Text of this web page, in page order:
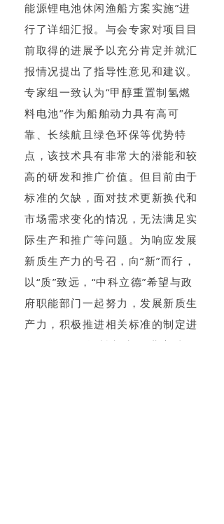
能源锂电池休闲渔船方案实施”进
行了详细汇报。与会专家对项目目
前取得的进展予以充分肯定并就汇
报情况提出了指导性意见和建议。
专家组一致认为“甲醇重置制氢燃
料电池”作为船舶动力具有高可
靠、长续航且绿色环保等优势特
点，该技术具有非常大的潜能和较
高的研发和推广价值。但目前由于
标准的欠缺，面对技术更新换代和
市场需求变化的情况，无法满足实
际生产和推广等问题。为响应发展
新质生产力的号召，向“新”而行，
以“质”致远，“中科立德”希望与政
府职能部门一起努力，发展新质生
产力，积极推进相关标准的制定进
程，推动“氢燃料电池”行业高质量